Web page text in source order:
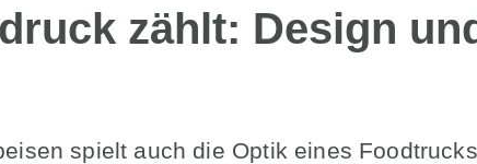
zählt: Design
spielt auch die Optik eines